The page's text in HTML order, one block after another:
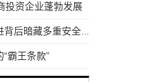
投资企业蓬勃发展
环球快播：人工智能高歌猛进背后暗藏多重安全风险？
霸王条款”